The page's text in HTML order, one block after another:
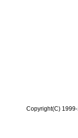
Copyright(C)